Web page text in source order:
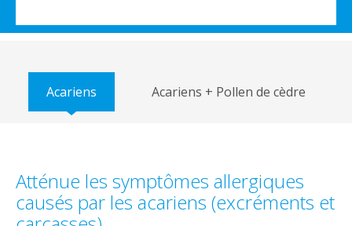
Acariens Acariens + Pollen de cèdre
Atténue les symptômes allergiques
causés par les acariens (excréments et